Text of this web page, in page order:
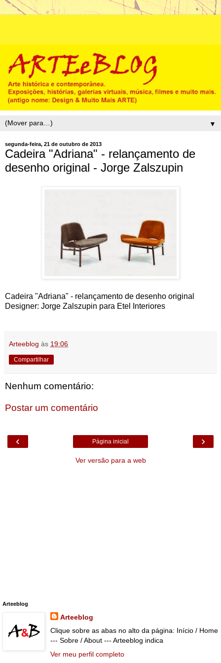
▼
segunda-feira, 21 de outubro de 2013
Cadeira "Adriana" - relançamento de
desenho original - Jorge Zalszupin
Cadeira "Adriana" - relançamento de desenho original
Designer: Jorge Zalszupin para Etel Interiores
Arteeblog às 19:06
Compartilhar
Nenhum comentário:
Postar um comentário
‹ ›
Página inicial
Ver versão para a web
Arteeblog
Arteeblog
Clique sobre as abas no alto da página: Início / Home
--- Sobre / About --- Arteeblog indica
Ver meu perfil completo